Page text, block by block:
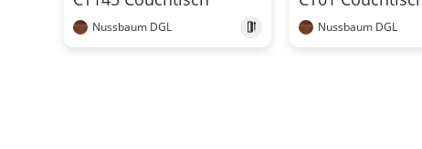
Nussbaum DGL Nussbaum DGL